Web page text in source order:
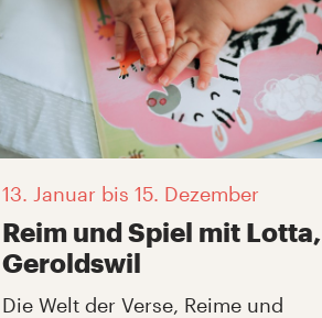
13. Januar bis 15. Dezember
Reim und Spiel mit Lotta,
Geroldswil
Die Welt der Verse, Reime und